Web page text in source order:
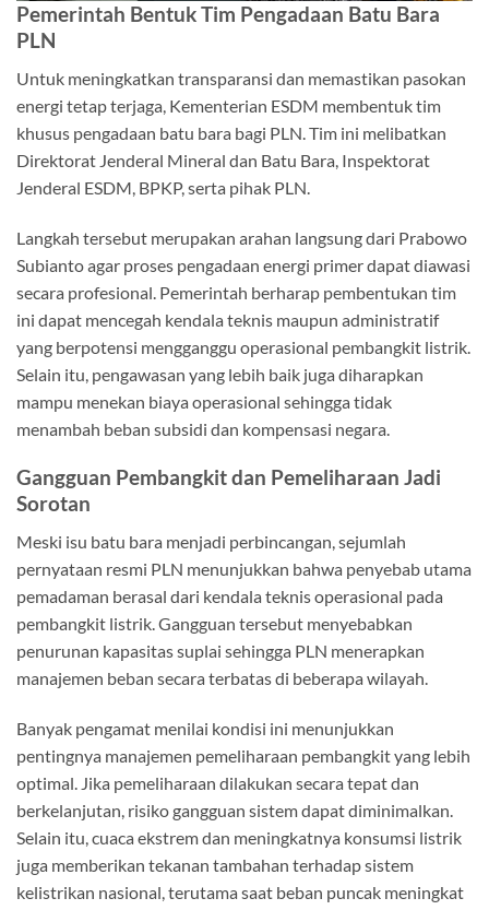
Pemerintah Bentuk Tim Pengadaan Batu Bara
PLN
Untuk meningkatkan transparansi dan memastikan pasokan
energi tetap terjaga, Kementerian ESDM membentuk tim
khusus pengadaan batu bara bagi PLN. Tim ini melibatkan
Direktorat Jenderal Mineral dan Batu Bara, Inspektorat
Jenderal ESDM, BPKP, serta pihak PLN.
Langkah tersebut merupakan arahan langsung dari Prabowo
Subiantoagar proses pengadaan energi primer dapat diawasi
secara profesional. Pemerintah berharap pembentukan tim
ini dapat mencegah kendala teknis maupun administratif
yang berpotensi mengganggu operasional pembangkit listrik.
Selain itu, pengawasan yang lebih baik juga diharapkan
mampu menekan biaya operasional sehingga tidak
menambah beban subsidi dan kompensasi negara.
Gangguan Pembangkit dan Pemeliharaan Jadi
Sorotan
Meski isu batu bara menjadi perbincangan, sejumlah
pernyataan resmi PLN menunjukkan bahwa penyebab utama
pemadaman berasal dari kendala teknis operasional pada
pembangkit listrik. Gangguan tersebut menyebabkan
penurunan kapasitas suplai sehingga PLN menerapkan
manajemen beban secara terbatas di beberapa wilayah.
Banyak pengamat menilai kondisi ini menunjukkan
pentingnya manajemen pemeliharaan pembangkit yang lebih
optimal. Jika pemeliharaan dilakukan secara tepat dan
berkelanjutan, risiko gangguan sistem dapat diminimalkan.
Selain itu, cuaca ekstrem dan meningkatnya konsumsi listrik
juga memberikan tekanan tambahan terhadap sistem
kelistrikan nasional, terutama saat beban puncak meningkat